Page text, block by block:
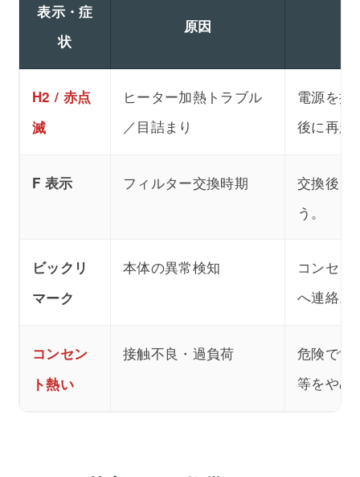
表示・症
状
原因
H2 / 赤点
滅
ヒーター加熱トラブル
／目詰まり
電源を抜
後に再起
F 表示 フィルター交換時期
交換後、
う。
ビックリ
マーク
本体の異常検知
コンセン
へ連絡。
コンセン
ト熱い
接触不良・過負荷
危険です
等をやめ